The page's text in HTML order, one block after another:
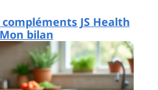
JS Health
bilan